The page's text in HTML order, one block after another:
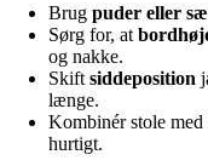
Brug puder eller
Sørg for, at
og nakke.
Skift siddeposition
længe.
Kombinér stole med
hurtigt.